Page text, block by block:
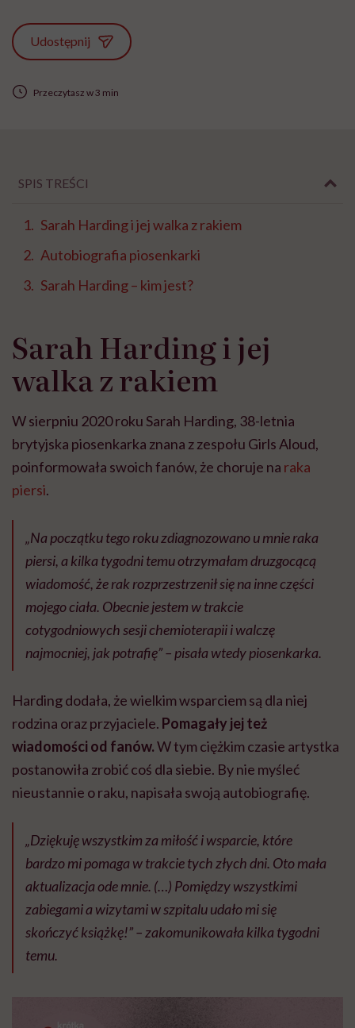
Udostępnij
Przeczytasz w 3 min
SPIS TREŚCI
Sarah Harding i jej walka z rakiem
Autobiografia piosenkarki
Sarah Harding – kim jest?
Sarah Harding i jej
walka z rakiem
W sierpniu 2020 roku Sarah Harding, 38-letnia
brytyjska piosenkarka znana z zespołu Girls Aloud,
poinformowała swoich fanów, że choruje na raka
piersi.
„Na początku tego roku zdiagnozowano u mnie raka
piersi, a kilka tygodni temu otrzymałam druzgocącą
wiadomość, że rak rozprzestrzenił się na inne części
mojego ciała. Obecnie jestem w trakcie
cotygodniowych sesji chemioterapii i walczę
najmocniej, jak potrafię” – pisała wtedy piosenkarka.
Harding dodała, że wielkim wsparciem są dla niej
rodzina oraz przyjaciele. Pomagały jej też
wiadomości od fanów.W tym ciężkim czasie artystka
postanowiła zrobić coś dla siebie. By nie myśleć
nieustannie o raku, napisała swoją autobiografię.
„Dziękuję wszystkim za miłość i wsparcie, które
bardzo mi pomaga w trakcie tych złych dni. Oto mała
aktualizacja ode mnie. (…) Pomiędzy wszystkimi
zabiegami a wizytami w szpitalu udało mi się
skończyć książkę!” – zakomunikowała kilka tygodni
temu.